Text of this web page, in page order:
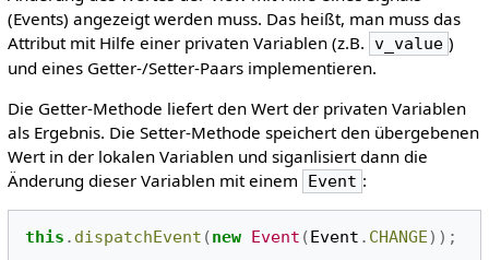
(Events) angezeigt werden muss. Das heißt, man muss das
Attribut mit Hilfe einer privaten Variablen (z.B. v_value )
und eines Getter-/Setter-Paars implementieren.
Die Getter-Methode liefert den Wert der privaten Variablen
als Ergebnis. Die Setter-Methode speichert den übergebenen
Wert in der lokalen Variablen und siganlisiert dann die
Änderung dieser Variablen mit einem
Event :
this . dispatchEvent (new Event ( Event . CHANGE));